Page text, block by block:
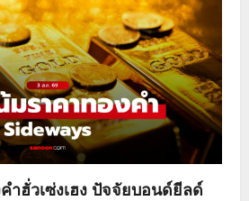
ำฮั่วเซ่งเฮง ปัจจัยบอนด์ยีลด์